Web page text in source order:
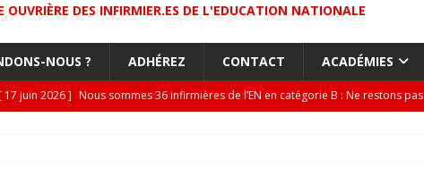
DES INFIRMIER.ES DE L'EDUCATION NATIONALE
NOUS ? ADHÉREZ CONTACT ACADÉMIES
17 juin 2026 ] Nous sommes 36 infirmières de l’EN en catégorie B : Ne restons pas